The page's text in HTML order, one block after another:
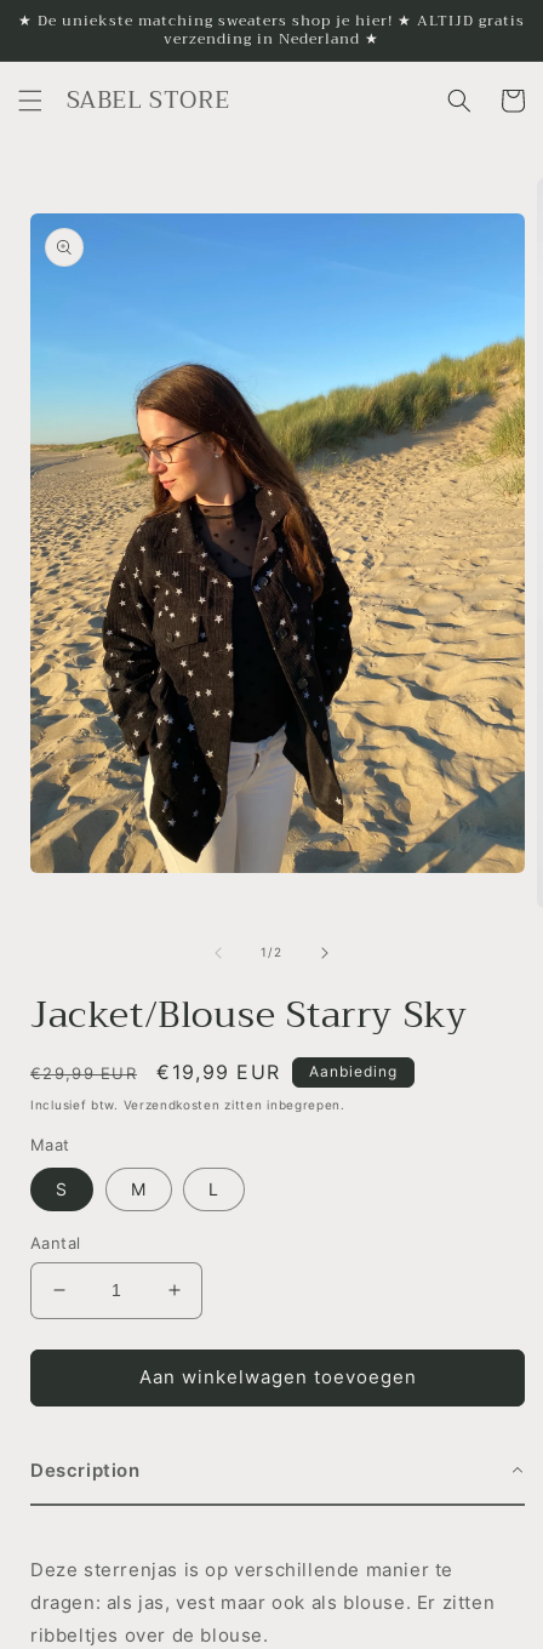
naar de
★ De uniekste matching sweaters shop je hier! ★ ALTIJD gratis
verzending in Nederland ★
SABEL STORE
1 /van
2
Jacket/Blouse Starry Sky
Normale
prijs
€29,99 EUR Aanbiedingsprijs
€19,99 EUR Aanbieding
Inclusief btw. Verzendkosten zitten inbegrepen.
Maat
S M L
Aantal
Aantal
verlagen
voor
Jacket/Blouse
Starry
Aantal
verhogen
voor
Jacket/Blouse
Starry
Aan winkelwagen toevoegen
Description
Deze sterrenjas is op verschillende manier te
dragen: als jas, vest maar ook als blouse. Er zitten
ribbeltjes over de blouse.